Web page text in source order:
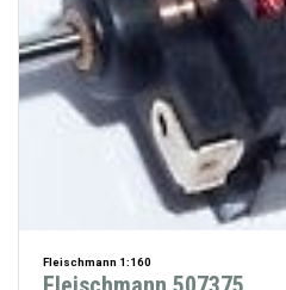
Fleischmann 1:160